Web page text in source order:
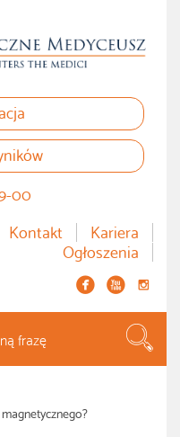
00
Kontakt Kariera
Ogłoszenia
  instagram